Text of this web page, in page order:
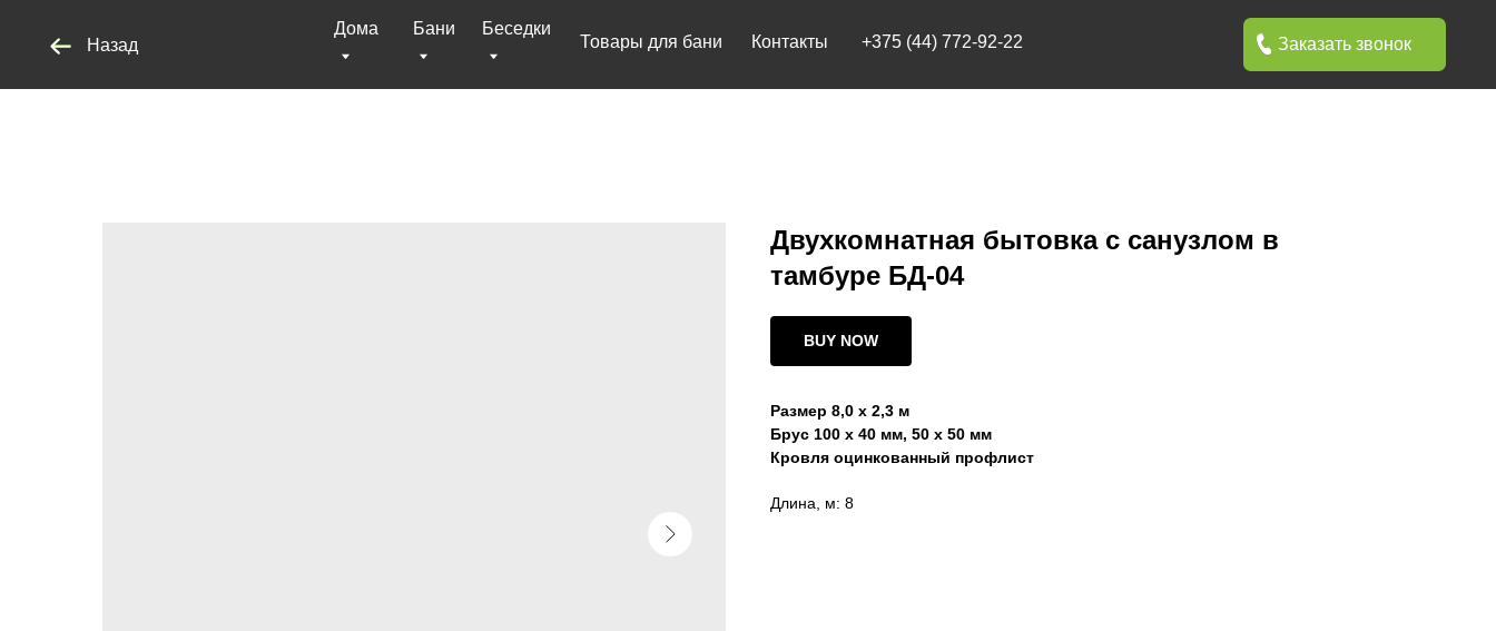
Заказать звонок
Контакты +375 (44) 772-92-22
Товары для бани
Беседки
Бани
Дома
Назад
Двухкомнатная бытовка с санузлом в
тамбуре БД-04
BUY NOW
Размер 8,0 х 2,3 м
Брус 100 х 40 мм, 50 х 50 мм
Кровля оцинкованный профлист
Длина, м: 8